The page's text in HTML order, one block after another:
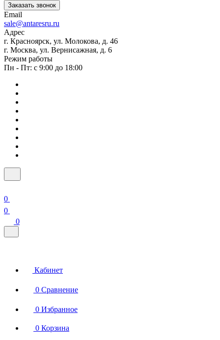
Заказать звонок
Email
sale@antaresru.ru
Адрес
г. Красноярск, ул. Молокова, д. 46
г. Москва, ул. Вернисажная, д. 6
Режим работы
Пн - Пт: с 9:00 до 18:00
0
0
0
Кабинет
0 Сравнение
0 Избранное
0 Корзина